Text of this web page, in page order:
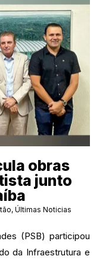
obras
junto
,Últimas Noticias
(PSB) participou
da Infraestrutura e